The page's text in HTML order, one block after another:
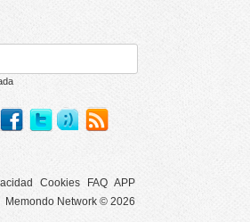
Cookies FAQ APP
Memondo Network © 2026